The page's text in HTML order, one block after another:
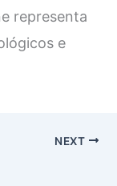
representa
e
NEXT